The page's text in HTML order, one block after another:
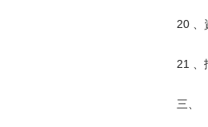
20 、
21 、
三、